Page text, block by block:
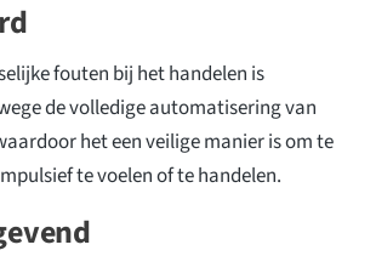
fouten bij het handelen is
de volledige automatisering van
het een veilige manier is om te
te voelen of te handelen.